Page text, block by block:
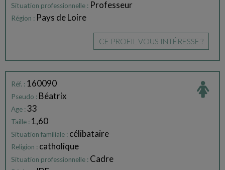
Situation professionnelle : Professeur
Région : Pays de Loire
CE PROFIL VOUS INTÉRESSE ?
Réf. : 160090
Pseudo : Béatrix
Age :33
Taille : 1,60
Situation familiale : célibataire
Religion : catholique
Situation professionnelle : Cadre